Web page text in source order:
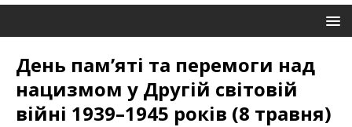
День пам’яті та перемоги над
нацизмом у Другій світовій
війні 1939–1945 років (8 травня)